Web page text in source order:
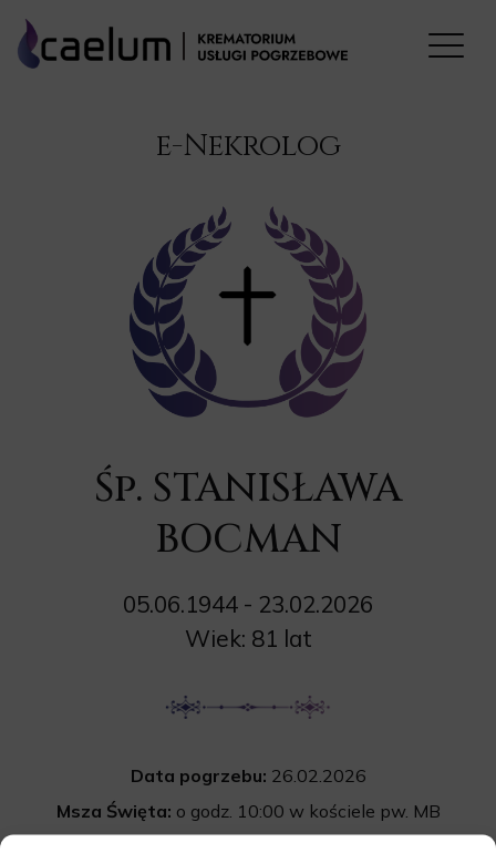
e-Nekrolog
Śp. STANISŁAWA
BOCMAN
05.06.1944 - 23.02.2026
Wiek: 81 lat
Data pogrzebu: 26.02.2026
Msza Święta: o godz. 10:00 w kościele pw. MB